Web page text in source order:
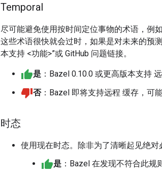
Temporal
尽可能避免使用按时间定位事物的术语，例如
这些术语很快就会过时，如果是对未来的预
本支持 <功能>”或 GitHub 问题链接。
是 ：Bazel 0.10.0 或更高版本支持 远
否：Bazel 即将支持远程 缓存，可
时态
使用现在时态。除非为了清晰起见绝对
是 ：Bazel 在发现不符合此规